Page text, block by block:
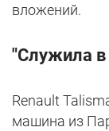
вложений.
"Служила
Renault
машина из